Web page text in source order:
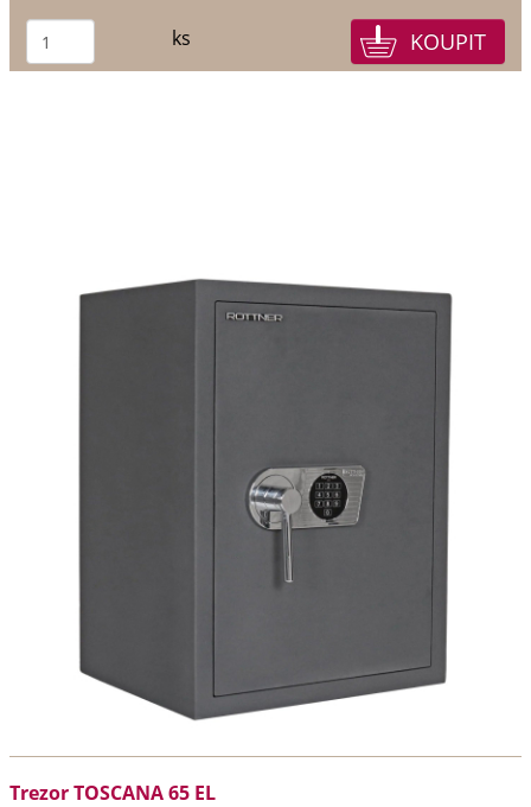
ks
Trezor TOSCANA 65 EL